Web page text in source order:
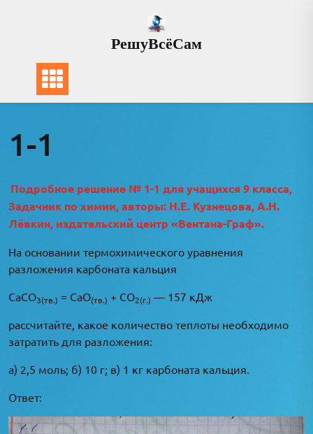
РешуВсёСам
1-1
Подробное решение № 1-1 для учащихся 9 класса,
Задачник по химии, авторы: Н.Е. Кузнецова, А.Н.
Лёвкин, издательский центр «Вентана-Граф».
На основании термохимического уравнения
разложения карбоната кальция
CaCO3(тв.) = CaO(тв.) + CO2(г.) — 157 кДж
рассчитайте, какое количество теплоты необходимо
затратить для разложения:
а) 2,5 моль; б) 10 г; в) 1 кг карбоната кальция.
Ответ: